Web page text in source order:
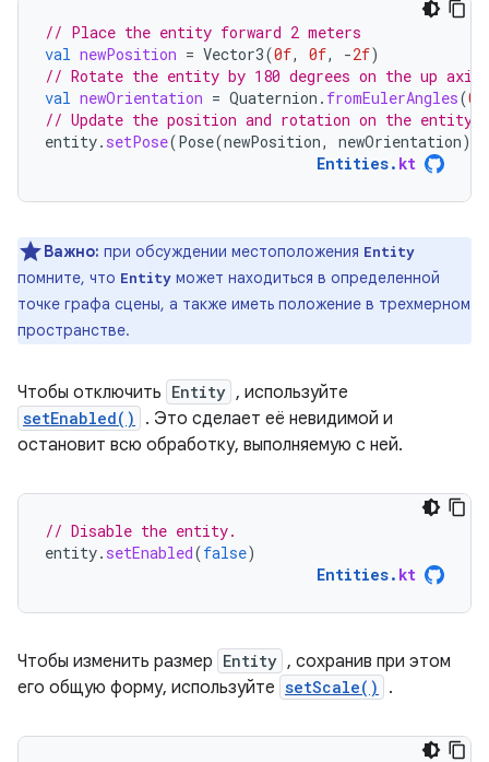
// Place the entity forward 2 meters
val newPosition = Vector3(0f, 0f, -2f)
// Rotate the entity by 180 degrees on the up axis
val newOrientation = Quaternion . fromEulerAngles(0f
// Update the position and rotation on the entity
entity. setPose(Pose(newPosition, newOrientation))
Entities. kt
Важно: при обсуждении местоположения Entity
помните, что Entity может находиться в определенной
точке графа сцены, а также иметь положение в трехмерном
пространстве.
Чтобы отключить Entity , используйте
setEnabled()
. Это сделает её невидимой и
остановит всю обработку, выполняемую с ней.
// Disable the entity.
entity. setEnabled(false)
Entities. kt
Чтобы изменить размер Entity , сохранив при этом
его общую форму, используйте setScale() .